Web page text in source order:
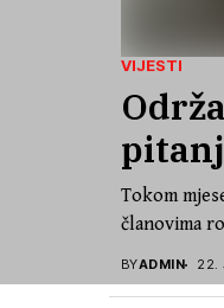
VIJESTI
Tokom
članovima
BYADMIN 22.